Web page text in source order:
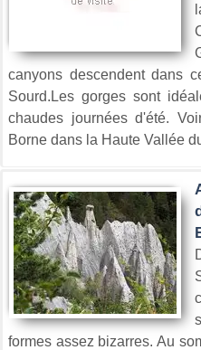
canyons descendent dans
Sourd.Les gorges sont
chaudes journées d'été.
Borne dans la Haute Vallée
formes assez bizarres. Au